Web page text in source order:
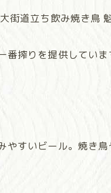
街道立ち飲み焼き鳥
搾りを提供してい
すいビール。焼き